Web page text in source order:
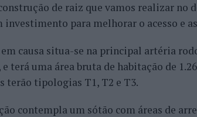
de raiz que vamos realizar no
investimento para melhorar o acesso e
causa situa-se na principal artéria
e terá uma área bruta de habitação de
terão tipologias T1, T2 e T3.
contempla um sótão com áreas de